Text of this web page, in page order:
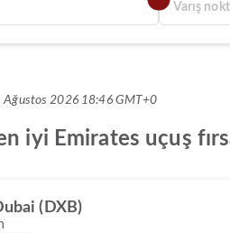
Ağustos 2026 18:46 GMT+0
en iyi Emirates uçuş
(DXB)